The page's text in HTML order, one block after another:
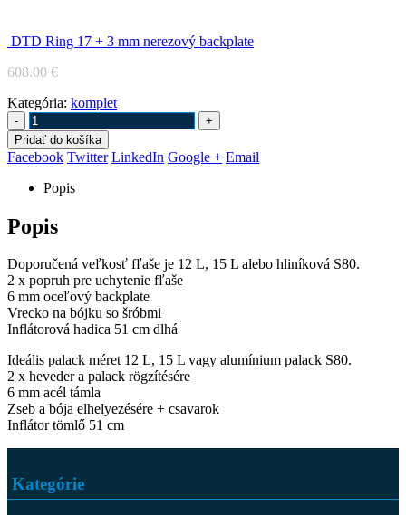
DTD Ring 17 + 3 mm nerezový backplate
608.00 €
Kategória: komplet
-
+
Pridať do košíka
Facebook Twitter LinkedIn Google + Email
Popis
Popis
Doporučená veľkosť fľaše je 12 L, 15 L alebo hliníková S80.
2 x popruh pre uchytenie fľaše
6 mm oceľový backplate
Vrecko na bójku so šróbmi
Inflátorová hadica 51 cm dlhá
Ideális palack méret 12 L, 15 L vagy alumínium palack S80.
2 x heveder a palack rögzítésére
6 mm acél támla
Zseb a bója elhelyezésére + csavarok
Inflátor tömlő 51 cm
Kategórie